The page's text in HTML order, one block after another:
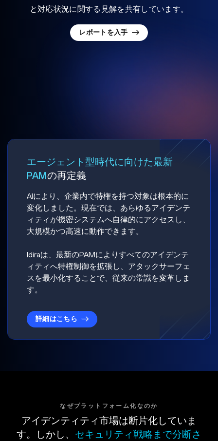
と対応状況に関する見解を共有しています。
レポートを入手
エージェント型時代に向けた最新
PAMの再定義
AIにより、企業内で特権を持つ対象は根本的に
変化しました。現在では、あらゆるアイデンテ
ィティが機密システムへ自律的にアクセスし、
大規模かつ高速に動作できます。
Idiraは、最新のPAMによりすべてのアイデンテ
ィティへ特権制御を拡張し、アタックサーフェ
スを最小化することで、従来の常識を変革しま
す。
詳細はこちら
なぜプラットフォーム化なのか
アイデンティティ市場は断片化していま
す。しかし、 セキュリティ戦略まで分断さ